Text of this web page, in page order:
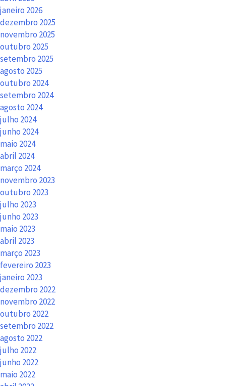
janeiro 2026
dezembro 2025
novembro 2025
outubro 2025
setembro 2025
agosto 2025
outubro 2024
setembro 2024
agosto 2024
julho 2024
junho 2024
maio 2024
abril 2024
março 2024
novembro 2023
outubro 2023
julho 2023
junho 2023
maio 2023
abril 2023
março 2023
fevereiro 2023
janeiro 2023
dezembro 2022
novembro 2022
outubro 2022
setembro 2022
agosto 2022
julho 2022
junho 2022
maio 2022